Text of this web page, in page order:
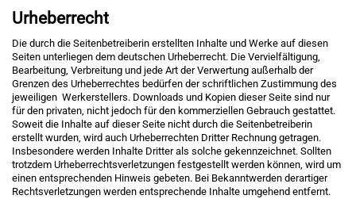
Urheberrecht
Die durch die Seitenbetreiberin erstellten Inhalte und Werke auf diesen
Seiten unterliegen dem deutschen Urheberrecht. Die Vervielfältigung,
Bearbeitung, Verbreitung und jede Art der Verwertung außerhalb der
Grenzen des Urheberrechtes bedürfen der schriftlichen Zustimmung des
jeweiligen Werkerstellers. Downloads und Kopien dieser Seite sind nur
für den privaten, nicht jedoch für den kommerziellen Gebrauch gestattet.
Soweit die Inhalte auf dieser Seite nicht durch die Seitenbetreiberin
erstellt wurden, wird auch Urheberrechten Dritter Rechnung getragen.
Insbesondere werden Inhalte Dritter als solche gekennzeichnet. Sollten
trotzdem Urheberrechtsverletzungen festgestellt werden können, wird um
einen entsprechenden Hinweis gebeten. Bei Bekanntwerden derartiger
Rechtsverletzungen werden entsprechende Inhalte umgehend entfernt.